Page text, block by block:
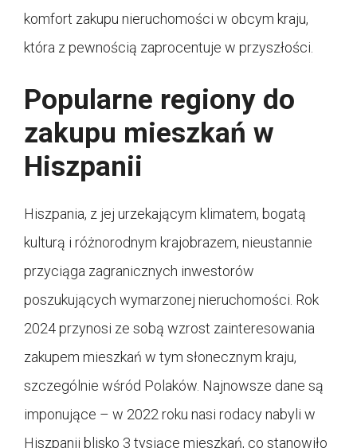
komfort zakupu nieruchomości w obcym kraju,
która z pewnością zaprocentuje w przyszłości.
Popularne regiony do
zakupu mieszkań w
Hiszpanii
Hiszpania, z jej urzekającym klimatem, bogatą
kulturą i różnorodnym krajobrazem, nieustannie
przyciąga zagranicznych inwestorów
poszukujących wymarzonej nieruchomości. Rok
2024 przynosi ze sobą wzrost zainteresowania
zakupem mieszkań w tym słonecznym kraju,
szczególnie wśród Polaków. Najnowsze dane są
imponujące – w 2022 roku nasi rodacy nabyli w
Hiszpanii blisko 3 tysiące mieszkań, co stanowiło